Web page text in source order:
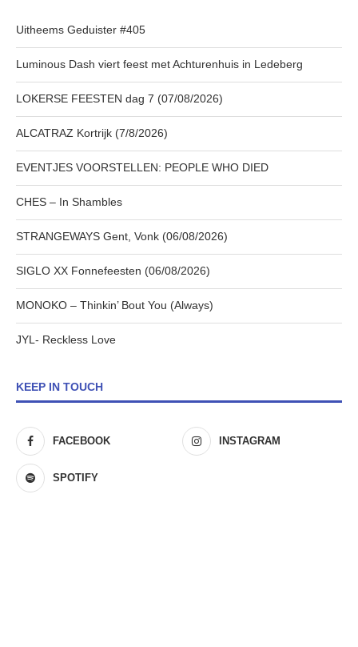
Uitheems Geduister #405
Luminous Dash viert feest met Achturenhuis in Ledeberg
LOKERSE FEESTEN dag 7 (07/08/2026)
ALCATRAZ Kortrijk (7/8/2026)
EVENTJES VOORSTELLEN: PEOPLE WHO DIED
CHES – In Shambles
STRANGEWAYS Gent, Vonk (06/08/2026)
SIGLO XX Fonnefeesten (06/08/2026)
MONOKO – Thinkin’ Bout You (Always)
JYL- Reckless Love
KEEP IN TOUCH
FACEBOOK INSTAGRAM
SPOTIFY